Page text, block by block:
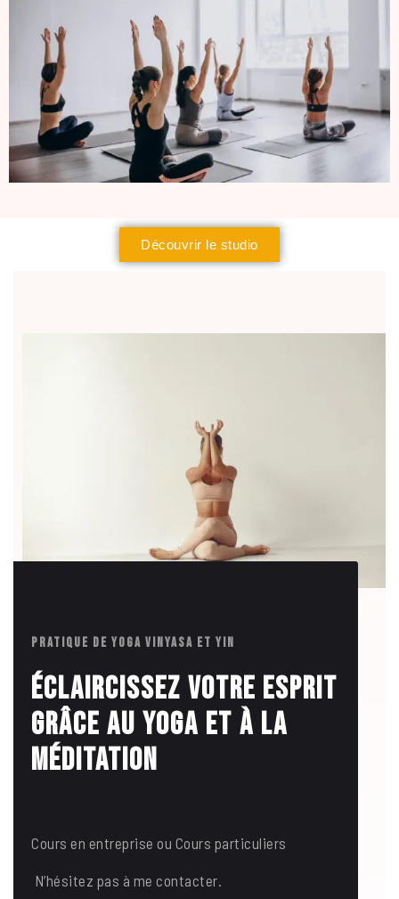
Découvrir le studio
PRATIQUE DE YOGA VINYASA ET YIN
Éclaircissez votre esprit
grâce au yoga et à la
méditation
Cours en entreprise ou Cours particuliers
N’hésitez pas à me contacter.